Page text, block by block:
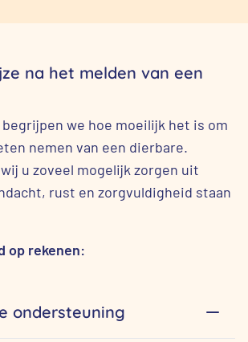
na het melden van een
we hoe moeilijk het is om
nemen van een dierbare.
u zoveel mogelijk zorgen uit
rust en zorgvuldigheid staan
op rekenen:
ondersteuning